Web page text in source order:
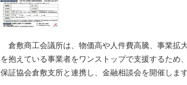
倉敷商工会議所は、物価高や人件費高騰、事業拡
を抱えている事業者をワンストップで支援するため
保証協会倉敷支所と連携し、金融相談会を開催します